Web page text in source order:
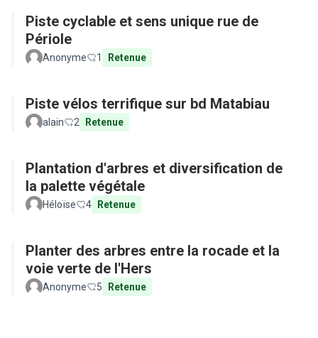
Piste cyclable et sens unique rue de
Périole
Anonyme 1 Retenue
Piste vélos terrifique sur bd Matabiau
alain 2 Retenue
Plantation d'arbres et diversification de
la palette végétale
Héloïse 4 Retenue
Planter des arbres entre la rocade et la
voie verte de l'Hers
Anonyme 5 Retenue